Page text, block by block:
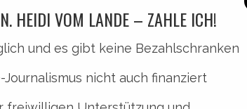
HEIDI VOM LANDE – ZAHLE ICH!
und es gibt keine Bezahlschranken
nicht auch finanziert